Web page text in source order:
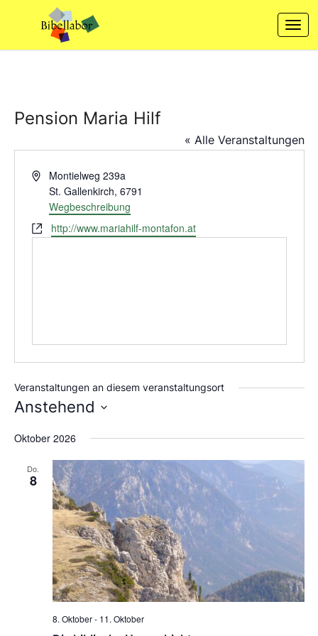
content
Pension Maria Hilf
« Alle Veranstaltungen
AdresseMontielweg 239a
St. Gallenkirch, 6791
Wegbeschreibung
Webseitehttp://www.mariahilf-montafon.at
Veranstaltungen an diesem veranstaltungsort
Anstehend
wählen.
Oktober 2026
Do.
8
8. Oktober- 11. Oktober